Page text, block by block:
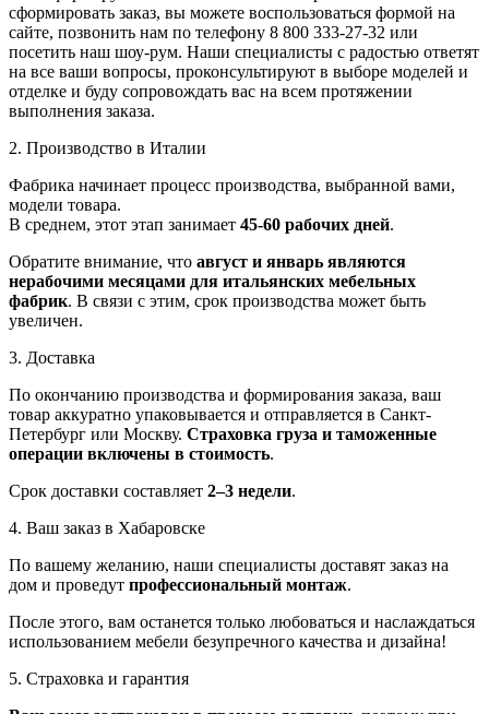
сформировать заказ, вы можете воспользоваться формой на
сайте, позвонить нам по телефону 8 800 333-27-32 или
посетить наш шоу-рум. Наши специалисты с радостью ответят
на все ваши вопросы, проконсультируют в выборе моделей и
отделке и буду сопровождать вас на всем протяжении
выполнения заказа.
2. Производство в Италии
Фабрика начинает процесс производства, выбранной вами,
модели товара.
В среднем, этот этап занимает 45-60 рабочих дней.
Обратите внимание, что август и январь являются
нерабочими месяцами для итальянских мебельных
фабрик. В связи с этим, срок производства может быть
увеличен.
3. Доставка
По окончанию производства и формирования заказа, ваш
товар аккуратно упаковывается и отправляется в Санкт-
Петербург или Москву. Страховка груза и таможенные
операции включены в стоимость.
Срок доставки составляет 2–3 недели.
4. Ваш заказ в Хабаровске
По вашему желанию, наши специалисты доставят заказ на
дом и проведут профессиональный монтаж.
После этого, вам останется только любоваться и наслаждаться
использованием мебели безупречного качества и дизайна!
5. Страховка и гарантия